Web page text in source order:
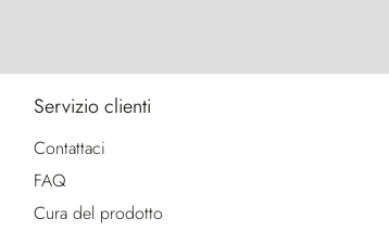
Servizio clienti
Contattaci
FAQ
Cura del prodotto